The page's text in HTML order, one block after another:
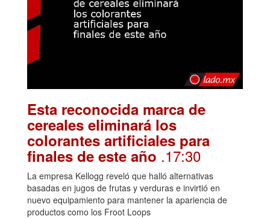
Esta reconocida marca de
cereales eliminará los
colorantes artificiales para
finales de este año .17:30
La empresa Kellogg reveló que halló alternativas
basadas en jugos de frutas y verduras e invirtió en
nuevo equipamiento para mantener la apariencia de
productos como los Froot Loops